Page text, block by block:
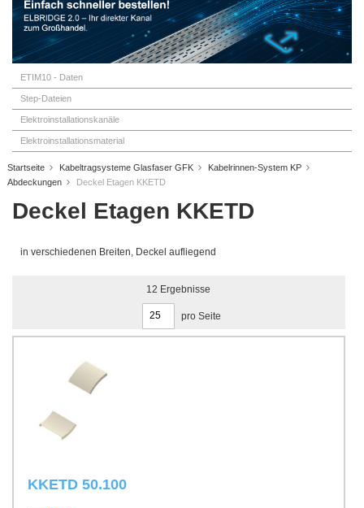
ETIM10 - Daten
Step-Dateien
Elektroinstallationskanäle
Elektroinstallationsmaterial
Startseite Kabeltragsysteme Glasfaser GFK
Kabelrinnen-System KP
Abdeckungen
Deckel Etagen KKETD
Deckel Etagen KKETD
in verschiedenen Breiten, Deckel aufliegend
12 Ergebnisse
pro Seite
KKETD 50.100